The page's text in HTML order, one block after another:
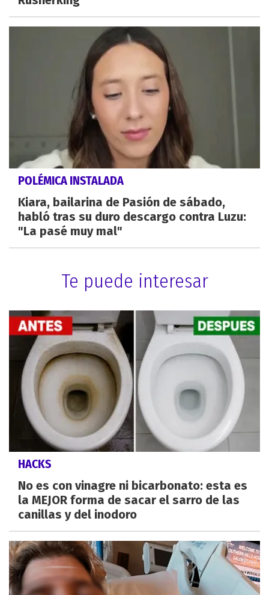
POLÉMICA INSTALADA
Kiara, bailarina de Pasión de sábado,
habló tras su duro descargo contra Luzu:
"La pasé muy mal"
Te puede interesar
HACKS
No es con vinagre ni bicarbonato: esta es
la MEJOR forma de sacar el sarro de las
canillas y del inodoro